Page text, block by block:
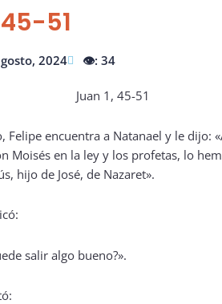
51
2024 👁️: 34
Felipe encuentra a Natanael y le dijo:
Moisés en la ley y los profetas, lo
hijo de José, de Nazaret».
salir algo bueno?».